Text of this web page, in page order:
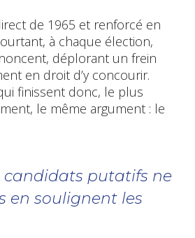
de 1965 et renforcé en
à chaque élection,
déplorant un frein
en droit d’y concourir.
finissent donc, le plus
le même argument : le
candidats putatifs ne
en soulignent les